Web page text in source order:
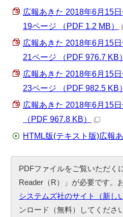
広報あきた 2018年6月15
19ページ （PDF 1.2 MB）
広報あきた 2018年6月15
21ページ （PDF 976.7 KB）
広報あきた 2018年6月15
23ページ （PDF 982.5 KB）
広報あきた 2018年6月15
（PDF 967.8 KB）
HTML版(テキスト版)広報
PDFファイルをご覧いただく
Reader（R）」が必要です。
システムズ社のサイト（新し
ンロード（無料）してくださ